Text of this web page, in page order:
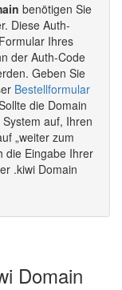
benötigen Sie
Diese Auth-
Ihres
der Auth-Code
Geben Sie
Bestellformular
die Domain
auf, Ihren
„weiter zum
die Eingabe Ihrer
.kiwi Domain
Domain